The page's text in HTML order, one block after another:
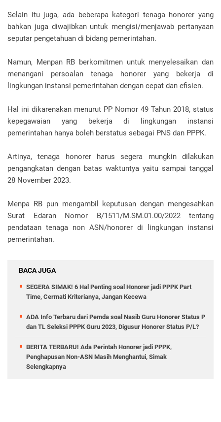
Selain itu juga, ada beberapa kategori tenaga honorer yang
bahkan juga diwajibkan untuk mengisi/menjawab pertanyaan
seputar pengetahuan di bidang pemerintahan.
Namun, Menpan RB berkomitmen untuk menyelesaikan dan
menangani persoalan tenaga honorer yang bekerja di
lingkungan instansi pemerintahan dengan cepat dan efisien.
Hal ini dikarenakan menurut PP Nomor 49 Tahun 2018, status
kepegawaian yang bekerja di lingkungan instansi
pemerintahan hanya boleh berstatus sebagai PNS dan PPPK.
Artinya, tenaga honorer harus segera mungkin dilakukan
pengangkatan dengan batas waktuntya yaitu sampai tanggal
28 November 2023.
Menpa RB pun mengambil keputusan dengan mengesahkan
Surat Edaran Nomor B/1511/M.SM.01.00/2022 tentang
pendataan tenaga non ASN/honorer di lingkungan instansi
pemerintahan.
BACA JUGA
SEGERA SIMAK! 6 Hal Penting soal Honorer jadi PPPK Part
Time, Cermati Kriterianya, Jangan Kecewa
ADA Info Terbaru dari Pemda soal Nasib Guru Honorer Status P
dan TL Seleksi PPPK Guru 2023, Digusur Honorer Status P/L?
BERITA TERBARU! Ada Perintah Honorer jadi PPPK,
Penghapusan Non-ASN Masih Menghantui, Simak
Selengkapnya